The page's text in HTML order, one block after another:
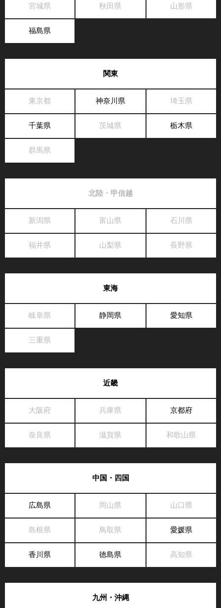
宮城県 秋田県 山形県
福島県
関東
東京都 神奈川県 埼玉県
千葉県 茨城県 栃木県
群馬県
北陸・甲信越
新潟県 富山県 石川県
福井県 山梨県 長野県
東海
岐阜県 静岡県 愛知県
三重県
近畿
大阪府 兵庫県 京都府
奈良県 滋賀県 和歌山県
中国・四国
広島県 岡山県 山口県
島根県 鳥取県 愛媛県
香川県 徳島県 高知県
九州・沖縄